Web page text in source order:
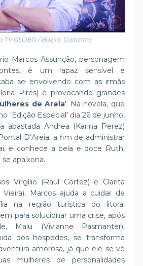
TV GLOBO / Bazilio Calazans
Marcos Assunção, personagem
é um rapaz sensível e
se envolvendo com as irmãs
Pires) e provocando grandes
de Areia'. Na novela, que
‘Edição Especial’ dia 26 de junho,
abastada Andrea (Karina Perez)
D’Areia, a fim de administrar
e conhece a bela e doce Ruth,
apaixona.
Virgílio (Raul Cortez) e Clarita
Vieira), Marcos ajuda a cuidar de
na região turística do litoral
para solucionar uma crise, após
Malu (Vivianne Pasmanter),
dos hóspedes, se transforma
amorosa, já que ele se vê
mulheres de personalidades